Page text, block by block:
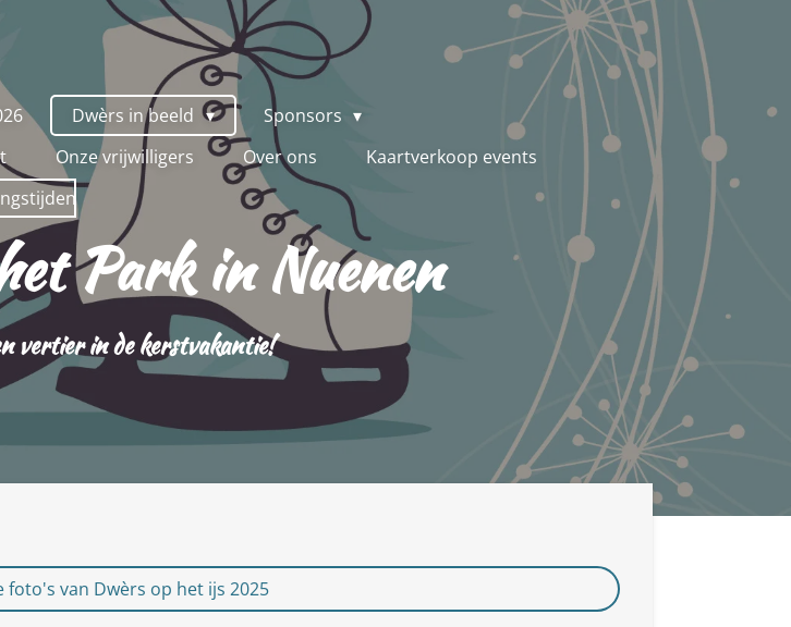
Dwèrs in beeld
Sponsors
Onze vrijwilligers Over ons
Kaartverkoop events
Park in Nuenen
vertier in de kerstvakantie!
foto's van Dwèrs op het ijs 2025